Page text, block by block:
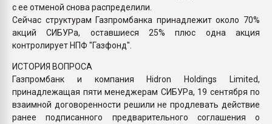
с ее отменой снова распределили.
Сейчас структурам Газпромбанка принадлежит около 70%
акций СИБУРа, оставшиеся 25% плюс одна акция
контролирует НПФ "Газфонд".
ИСТОРИЯ ВОПРОСА
Газпромбанк и компания Hidron Holdings Limited,
принадлежащая пяти менеджерам СИБУРа, 19 сентября по
взаимной договоренности решили не продлевать действие
ранее подписанного предварительного соглашения о